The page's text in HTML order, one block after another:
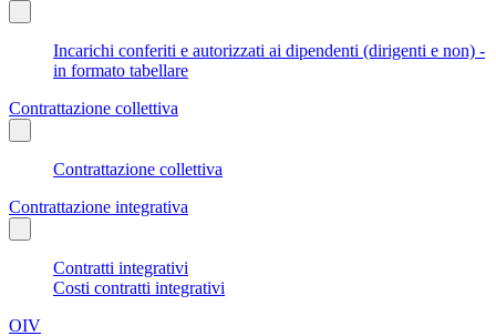
Incarichi conferiti e autorizzati ai dipendenti (dirigenti e non) -
in formato tabellare
Contrattazione collettiva
Contrattazione collettiva
Contrattazione integrativa
Contratti integrativi
Costi contratti integrativi
OIV